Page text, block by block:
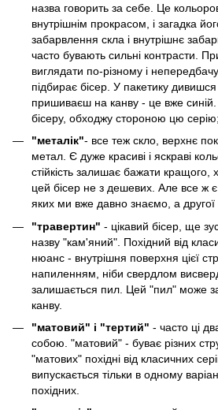
назва говорить за себе. Це
внутрішнім прокрасом, і загадка
забарвлення скла і внутрішнє
часто бувають сильні контрасти.
виглядати по-різному і
підбирає бісер. У пакетику
пришиваєш на канву - це вже
бісеру, обходжу стороною цю серію;
"металік"- все теж скло, верхнє
метал. Є дуже красиві і яскраві
стійкість залишає бажати кращого,
цей бісер не з дешевих. Але все ж є і
яких ми вже давно знаємо, а другої
"травертин" - цікавий бісер, ще
назву "кам'яний". Похідний від
нюанс - внутрішня поверхня цієї
напиленням, ніби свердлом
залишається пил. Цей "пил" може
канву.
"матовий" і "тертий" - часто ці
собою. "матовий" - буває різних
"матових" похідні від класичних
випускається тільки в одному
похідних.